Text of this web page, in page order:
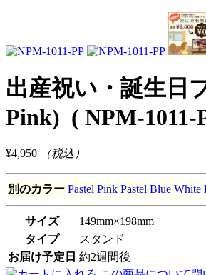
出産祝い・誕生日
Pink) ( NPM-1011-
¥4,950 （税込）
別のカラー Pastel Pink Pastel Blue White
サイズ
149mm×198mm
タイプ
スタンド
お届け予定日 約2週間後